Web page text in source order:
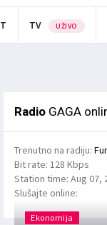
TV UŽIVO
Лесковца
Radio GAGA
Trenutno na radiju:
Bit rate: 128 Kbps
Station time: Aug 07,
Slušajte online:
Ekonomija